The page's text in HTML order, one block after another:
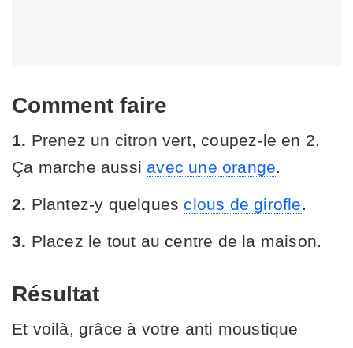
Comment faire
1. Prenez un citron vert, coupez-le en 2.
Ça marche aussi avec une orange.
2. Plantez-y quelques clous de girofle.
3. Placez le tout au centre de la maison.
Résultat
Et voilà, grâce à votre anti moustique